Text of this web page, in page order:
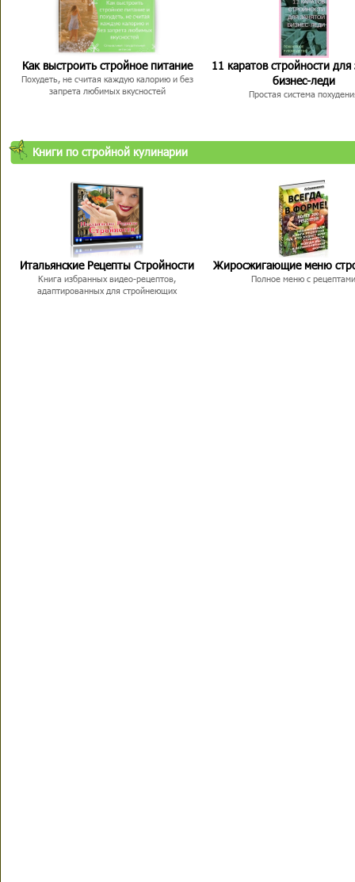
Как выстроить стройное питание
Похудеть, не считая каждую калорию и без
запрета любимых вкусностей
11 каратов стройности для
бизнес-леди
Простая система
Книги по стройной кулинарии
Итальянские Рецепты Стройности
Книга избранных видео-рецептов,
адаптированных для стройнеющих
Жиросжигающие меню
Полное меню с рецептами